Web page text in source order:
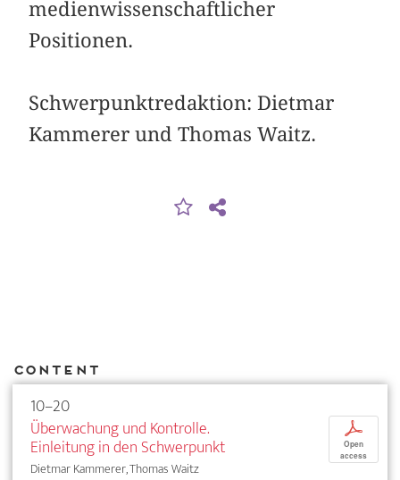
medienwissenschaftlicher
Positionen.
Schwerpunktredaktion: Dietmar
Kammerer und Thomas Waitz.
Content
10–20
Überwachung und Kontrolle.
Einleitung in den Schwerpunkt
Dietmar Kammerer, Thomas Waitz
p
Open
access